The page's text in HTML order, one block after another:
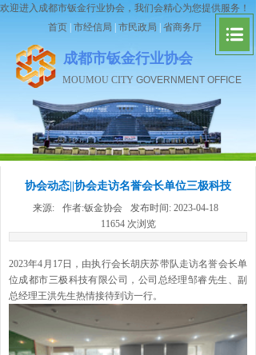
MOUMOU CITY GOVERNMENT OFFICE
欢迎进入成都市钣金行业协会，我们会精心为您提供服务！
成都市钣金行业协会
首页 市经信局 市民政局 省商务厅
协会动态||协会走访名誉会长单位三极科技
来源: 作者:钣金协会 发布时间: 2023-04-18
11654 次浏览
2023年4月17日，由执行会长胡庆苏带队走访名誉会长单
位成都市三极科技有限公司，公司总经理邹睿先生、副
总经理王洪先生热情接待到访一行。